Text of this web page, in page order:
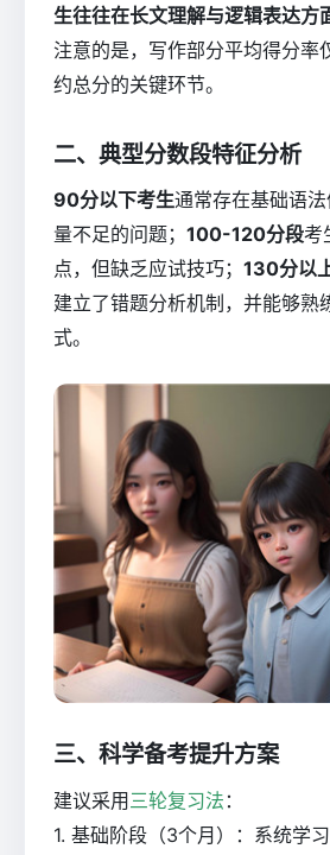
生往往在长文理解与逻辑表达方
注意的是，写作部分平均得分率
约总分的关键环节。
二、典型分数段特征分析
90分以下考生通常存在基础语
量不足的问题； 100-120分段考
点，但缺乏应试技巧； 130分以
建立了错题分析机制，并能够熟
式。
三、科学备考提升方案
建议采用三轮复习法 ：
1. 基础阶段（3个月）：系统学